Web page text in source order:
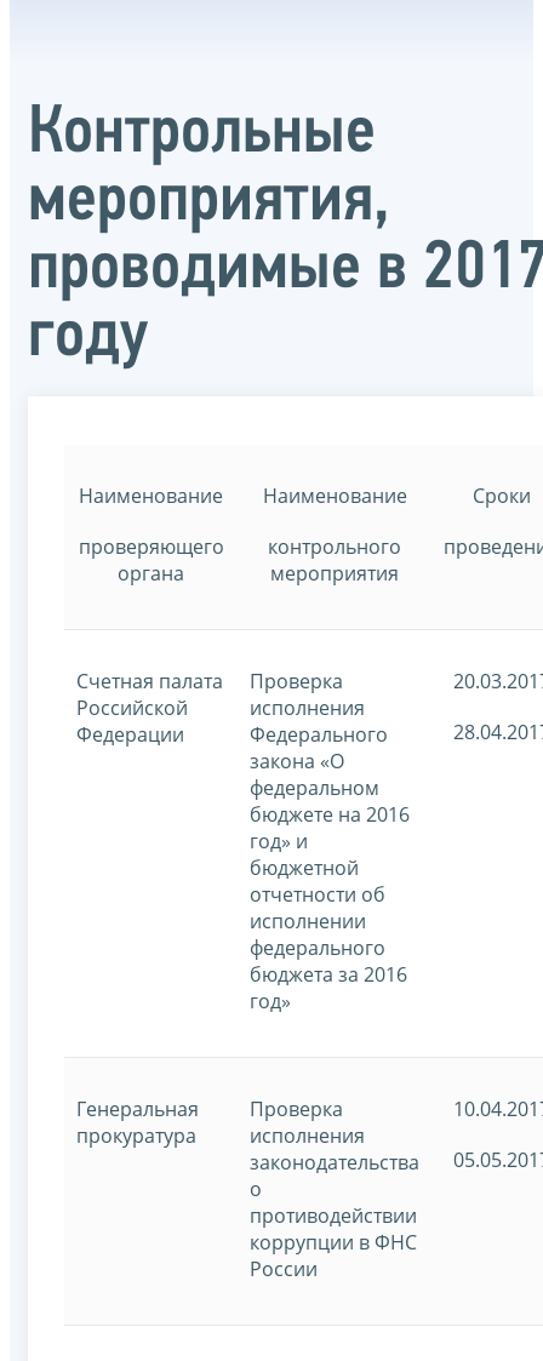
Контрольные
мероприятия,
проводимые в
году
Наименование
проверяющего
органа
Наименование
контрольного
мероприятия
Сроки
Счетная палата
Российской
Федерации
Проверка
исполнения
Федерального
закона «О
федеральном
бюджете на 2016
год» и
бюджетной
отчетности об
исполнении
федерального
бюджета за 2016
год»
Генеральная
прокуратура
Проверка
исполнения
законодательства
о
противодействии
коррупции в ФНС
России